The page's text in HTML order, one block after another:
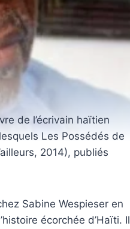
de l’écrivain haïtien
Les Possédés de
2014), publiés
Sabine Wespieser en
écorchée d’Haïti. Il